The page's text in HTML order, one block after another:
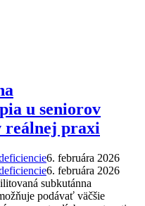
u seniorov
reálnej praxi
6. februára 2026
6. februára 2026
subkutánna
podávať väčšie